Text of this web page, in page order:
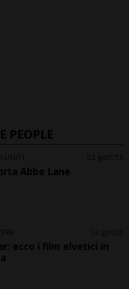
PEOPLE
UNITI 2 gior 13
Abbe Lane
2 gior 3
ecco i film elvetici in